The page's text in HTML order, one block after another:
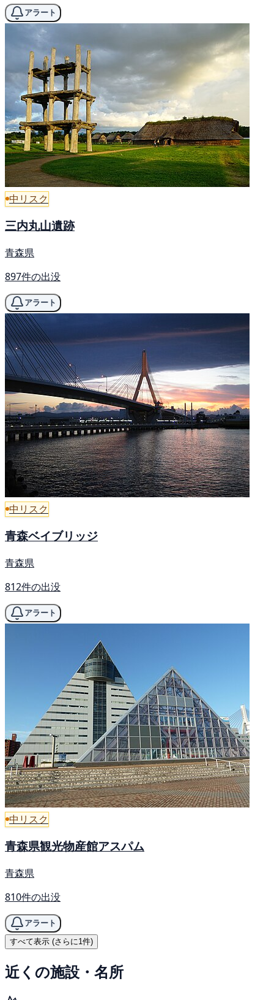
アラート
中リスク
三内丸山遺跡
青森県
897件の出没
アラート
中リスク
青森ベイブリッジ
青森県
812件の出没
アラート
中リスク
青森県観光物産館アスパム
青森県
810件の出没
アラート
すべて表示 (さらに1件)
近くの施設・名所